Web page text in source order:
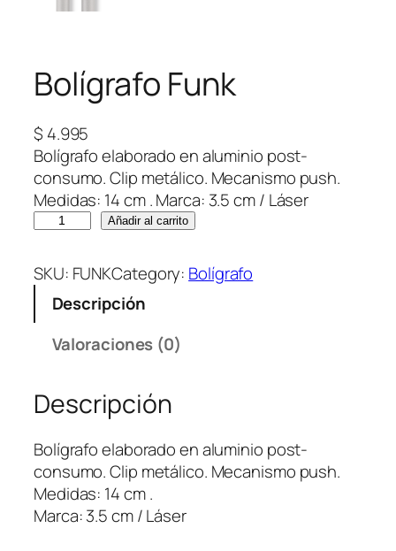
Bolígrafo Funk
$ 4.995
Bolígrafo elaborado en aluminio post-
consumo. Clip metálico. Mecanismo push.
Medidas: 14 cm . Marca: 3.5 cm / Láser
l
í
o
F
u
n
k
c
Añadir al carrito
SKU: FUNKCategory: Bolígrafo
Descripción
Valoraciones (0)
Descripción
Bolígrafo elaborado en aluminio post-
consumo. Clip metálico. Mecanismo push.
Medidas: 14 cm .
Marca: 3.5 cm / Láser